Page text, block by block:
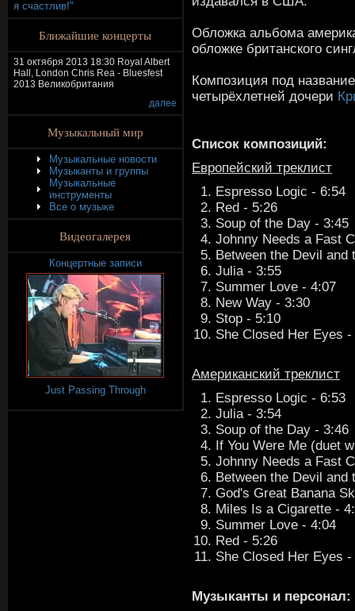
я счастлив!"
Ближайшие концерты
31 октября 2013 18:30 Royal Albert
Hall, London Chris Rea - Bluesfest
2013 Великобритания
далее
Музыкальный мир
Музыкальные новости
Музыканты и группы
Музыкальные
инструменты
Все о музыке
Видеогалерея
Концертные записи
Just Passing Through
Обложка альбома
обложке британского
Композиция под
четырёхлетней дочери
Список композиций:
Европейский треклист
Espresso Logic - 6:54
Red - 5:26
Soup of the Day - 3:45
Johnny Needs a Fast
Between the Devil and
Julia - 3:55
Summer Love - 4:07
New Way - 3:30
Stop - 5:10
She Closed Her Eyes -
Американский треклист
Espresso Logic - 6:53
Julia - 3:54
Soup of the Day - 3:46
If You Were Me (duet
Johnny Needs a Fast
Between the Devil and
God's Great Banana
Miles Is a Cigarette -
Summer Love - 4:04
Red - 5:26
She Closed Her Eyes -
Музыканты и персонал: